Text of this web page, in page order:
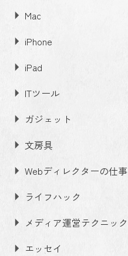
Mac
iPhone
iPad
ITツール
ガジェット
文房具
Webディレクターの仕事
ライフハック
メディア運営テクニック
エッセイ